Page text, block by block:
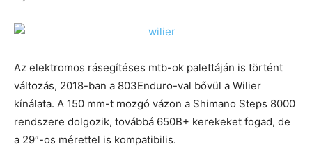
Az elektromos rásegítéses mtb-ok palettáján is történt
változás, 2018-ban a 803Enduro-val bővül a Wilier
kínálata. A 150 mm-t mozgó vázon a Shimano Steps 8000
rendszere dolgozik, továbbá 650B+ kerekeket fogad, de
a 29″-os mérettel is kompatibilis.